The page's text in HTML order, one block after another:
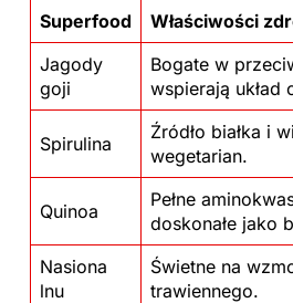
Superfood
Właściwości
Jagody
goji
Bogate w
wspierają układ
Spirulina
Źródło białka i
wegetarian.
Quinoa
Pełne
doskonałe jako
Nasiona
lnu
Świetne na
trawiennego.